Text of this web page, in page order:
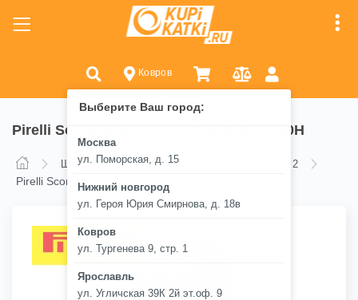
Ковров
Выберите Ваш город:
Москва
ул. Поморская, д. 15
Нижний новгород
ул. Героя Юрия Смирнова, д. 18в
Ковров
ул. Тургенева 9, стр. 1
Ярославль
ул. Угличская 39К 2й эт.оф. 9
Pirelli Scorpion Ice Zero 2 275/45 R20 110H
Шины Pirelli Pirelli Scorpion Ice Zero 2
Pirelli Scorpion Ice Zero 2 275/45 R20 110H